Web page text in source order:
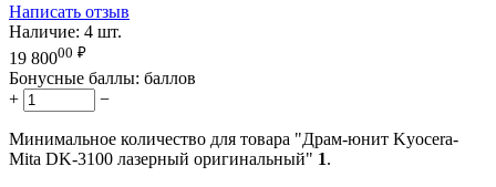
Написать отзыв
Наличие: 4 шт.
19 80000 ₽
Бонусные баллы: баллов
+
−
Минимальное количество для товара "Драм-юнит Kyocera-
Mita DK-3100 лазерный оригинальный" 1.